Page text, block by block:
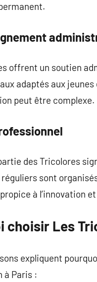
offrent un soutien
adaptés aux
peut être complexe.
des Tricolores
sont
à l’innovation
choisir Les
expliquent
à Paris :